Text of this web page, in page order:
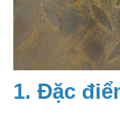
1. Đặc